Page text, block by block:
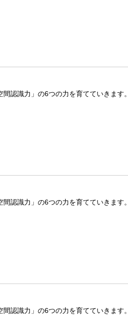
認識力」の6つの力を育てていきます。
認識力」の6つの力を育てていきます。
認識力」の6つの力を育てていきます。